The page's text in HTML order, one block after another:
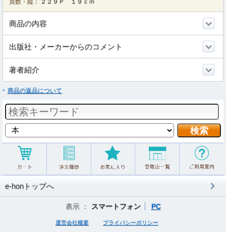
頁数・縦：
２２９Ｐ １９ｃｍ
商品の内容
出版社・メーカーからのコメント
著者紹介
商品の返品について
e-honトップへ
表示 ： スマートフォン PC
運営会社概要 プライバシーポリシー